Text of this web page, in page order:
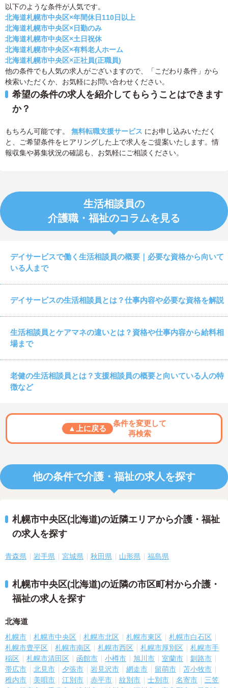
以下のような条件が人気です。
北海道札幌市中央区×年間休日110日以上
北海道札幌市中央区×日勤のみ
北海道札幌市中央区×土日祝休
北海道札幌市中央区×有料老人ホーム
北海道札幌市中央区×正社員(正職員)
他の条件でも人気の求人がございますので、「こだわり条件」から
検索いただくか、お気軽にお問い合わせください。
希望の条件の求人を紹介してもらうことはできます
か？
もちろん可能です。 無料転職支援サービス にお申し込みいただく
と、ご希望条件をヒアリングした上で求人をご提案いたします。情
報収集や募集状況の確認も、お気軽にご相談ください。
生活相談員の
介護職・福祉のコラムを見る
デイサービスで働く生活相談員の概要｜必要な資格から向いて
いる人まで
デイサービスの生活相談員とは？仕事内容や必要な資格を解説
生活相談員とケアマネの違いとは？資格や仕事内容から給料相
場まで
老健の生活相談員とは？支援相談員の概要と向いている人の特
徴など
▲上に戻る
条件を変更して
再検索
他の条件で介護・福祉の求人を探す
札幌市中央区(北海道)の近隣エリアから介護・福祉
の求人を探す
青森県 岩手県 宮城県 秋田県 山形県 福島県
札幌市中央区(北海道)の近隣の市区町村から介護・
福祉の求人を探す
北海道
札幌市 札幌市中央区 札幌市北区 札幌市東区
札幌市白石区
札幌市豊平区
札幌市南区 札幌市西区 札幌市厚別区
札幌市手
稲区
札幌市清田区 函館市 小樽市 旭川市 室蘭市
釧路市
帯広市
北見市 夕張市 岩見沢市 網走市 留萌市
苫小牧市
稚内市
美唄市 江別市 赤平市 紋別市 士別市 名寄市
三笠